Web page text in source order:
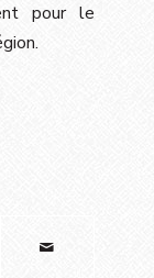
pour le